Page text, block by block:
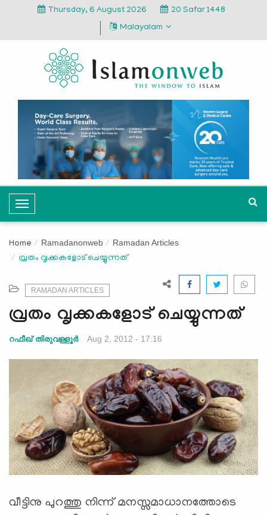
Thursday, 6 August 2026
20 Safar 1448
Malayalam
T
o
g
l
a
v
i
a
t
o
n
Home Ramadanonweb Ramadan Articles
വ്രതം വൃക്കകളോട് ചെയ്യുന്നത്
RAMADAN ARTICLES
വ്രതം വൃക്കകളോട് ചെയ്യുന്നത്
റഫീഖ് തിരുവള്ളൂര്‍ Aug 2, 2012 - 17:16
വീട്ടിനു പുറത്തു നിന്ന്‌ മനസ്സമാധാനത്തോടെ